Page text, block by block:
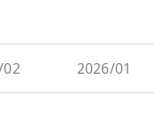
02 2026/01